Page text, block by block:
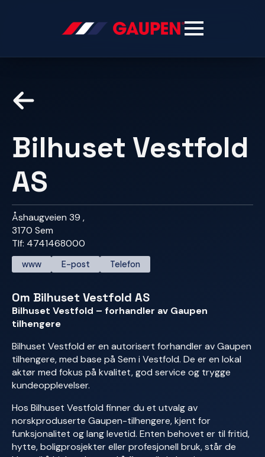
Bilhuset Vestfold
AS
Åshaugveien 39 ,
3170 Sem
Tlf: 4741468000
www E-post Telefon
Om Bilhuset Vestfold AS
Bilhuset Vestfold – forhandler av Gaupen
tilhengere
Bilhuset Vestfold er en autorisert forhandler av Gaupen
tilhengere, med base på Sem i Vestfold. De er en lokal
aktør med fokus på kvalitet, god service og trygge
kundeopplevelser.
Hos Bilhuset Vestfold finner du et utvalg av
norskproduserte Gaupen-tilhengere, kjent for
funksjonalitet og lang levetid. Enten behovet er til fritid,
hytte, boligprosjekter eller profesjonell bruk, står de